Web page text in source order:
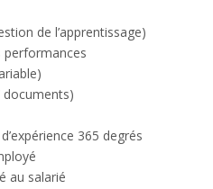
de l’apprentissage)
documents)
365 degrés
au salarié